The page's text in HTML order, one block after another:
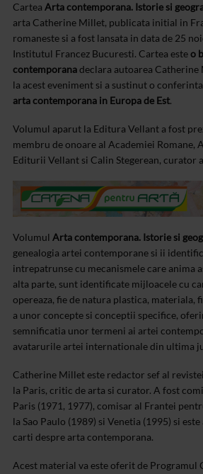
Cartea Arta contemporana. Istorie si
arta Catherine Millet, publicata initial in
romaneste si a fost lansata in data de 25
Institutul Francez Bucuresti. Cartea esteo
contemporanadeclara autoarea
la acest eveniment si a sustinut o
arta contemporana in Europa de Est.
Volumul aparut la Editura Vellant a fost
membru de onoare al Academiei Romane,
Editurii Vellant si Calin Stegerean, curator
Volumul Arta contemporana. Istorie si
genealogia artei contemporane si ii
intrepatrunse cu mecanismele care anima
alta parte, sunt identificate mijloacele cu
opereaza, fie de natura plastica, materiala,
a unor concepte si conceptii specifice,
semnificatia unor termeni ai artei
avatarurile artei internationale din ultima
Catherine Millet este redactor sef al revistei
la Paris, critic de arta si curator. A fost
Paris (1971, 1977), comisar al Frantei
la Sao Paulo (1989) si Venetia (1995) si
carti despre arta contemporana.
Acest material va este oferit de Programul